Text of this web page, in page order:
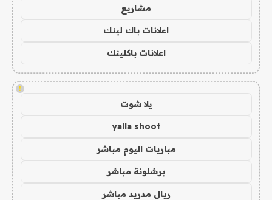
مشاريع
اعلانات باك لينك
اعلانات باكلينك
!
يلا شوت
yalla shoot
مباريات اليوم مباشر
برشلونة مباشر
ريال مدريد مباشر